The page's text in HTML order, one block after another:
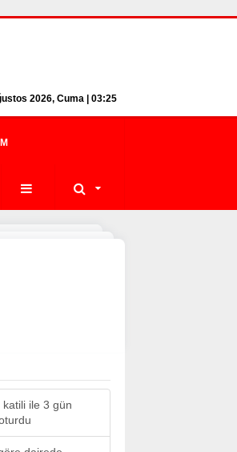
2026, Cuma | 03:25
katili ile 3 gün